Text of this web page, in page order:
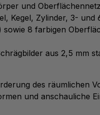
und
Kegel, Zylinder, 3- und
sowie 8 farbigen
aus 2,5 mm
des räumlichen
und anschauliche